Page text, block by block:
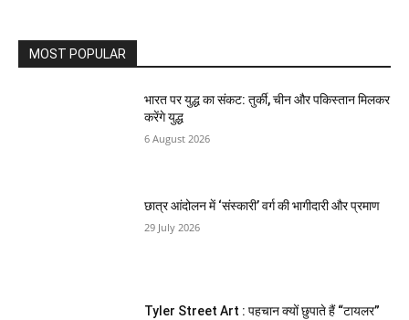
MOST POPULAR
भारत पर युद्ध का संकट: तुर्की, चीन और पकिस्तान मिलकर
करेंगे युद्ध
6 August 2026
छात्र आंदोलन में ‘संस्कारी’ वर्ग की भागीदारी और प्रमाण
29 July 2026
Tyler Street Art : पहचान क्यों छुपाते हैं “टायलर”